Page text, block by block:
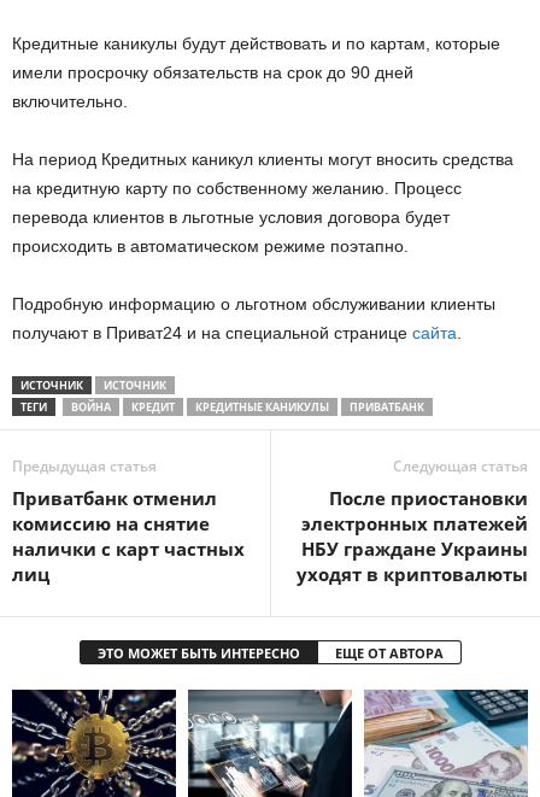
Кредитные каникулы будут действовать и по картам, которые
имели просрочку обязательств на срок до 90 дней
включительно.
На период Кредитных каникул клиенты могут вносить средства
на кредитную карту по собственному желанию. Процесс
перевода клиентов в льготные условия договора будет
происходить в автоматическом режиме поэтапно.
Подробную информацию о льготном обслуживании клиенты
получают в Приват24 и на специальной странице сайта
ИСТОЧНИК
ИСТОЧНИК
ТЕГИ
ВОЙНА КРЕДИТ КРЕДИТНЫЕ КАНИКУЛЫ ПРИВАТБАНК
Предыдущая статья
Приватбанк отменил
комиссию на снятие
налички с карт частных
лиц
Следующая статья
После приостановки
электронных платежей
НБУ граждане Украины
уходят в криптовалюты
ЭТО МОЖЕТ БЫТЬ ИНТЕРЕСНО ЕЩЕ ОТ АВТОРА